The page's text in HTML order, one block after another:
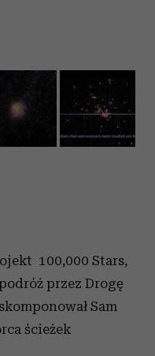
100,000 Stars,
przez Drogę
Sam
ścieżek